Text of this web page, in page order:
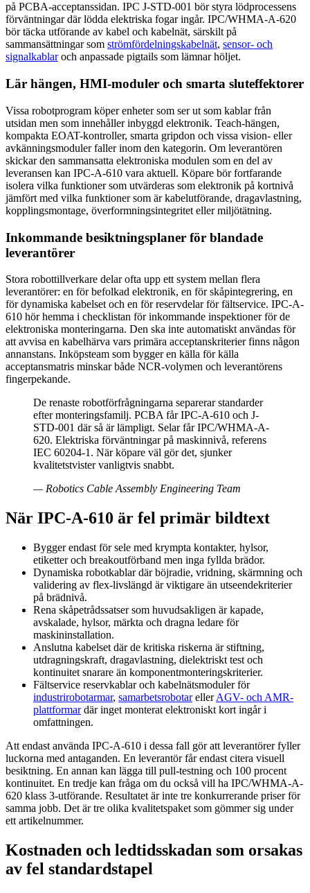
på PCBA-acceptanssidan. IPC J-STD-001 bör styra lödprocessens
förväntningar där lödda elektriska fogar ingår. IPC/WHMA-A-620
bör täcka utförande av kabel och kabelnät, särskilt på
sammansättningar som strömfördelningskabelnät, sensor- och
signalkablaroch anpassade pigtails som lämnar höljet.
Lär hängen, HMI-moduler och smarta sluteffektorer
Vissa robotprogram köper enheter som ser ut som kablar från
utsidan men som innehåller inbyggd elektronik. Teach-hängen,
kompakta EOAT-kontroller, smarta gripdon och vissa vision- eller
avkänningsmoduler faller inom den kategorin. Om leverantören
skickar den sammansatta elektroniska modulen som en del av
leveransen kan IPC-A-610 vara aktuell. Köpare bör fortfarande
isolera vilka funktioner som utvärderas som elektronik på kortnivå
jämfört med vilka funktioner som är kabelutförande, dragavlastning,
kopplingsmontage, överformningsintegritet eller miljötätning.
Inkommande besiktningsplaner för blandade
leverantörer
Stora robottillverkare delar ofta upp ett system mellan flera
leverantörer: en för befolkad elektronik, en för skåpintegrering, en
för dynamiska kabelset och en för reservdelar för fältservice. IPC-A-
610 hör hemma i checklistan för inkommande inspektioner för de
elektroniska monteringarna. Den ska inte automatiskt användas för
att avvisa en kabelhärva vars primära acceptanskriterier finns någon
annanstans. Inköpsteam som bygger en källa för källa
acceptansmatris minskar både NCR-volymen och leverantörens
fingerpekande.
De renaste robotförfrågningarna separerar standarder
efter monteringsfamilj. PCBA får IPC-A-610 och J-
STD-001 där så är lämpligt. Selar får IPC/WHMA-A-
620. Elektriska förväntningar på maskinnivå, referens
IEC 60204-1. När köpare väl gör det, sjunker
kvalitetstvister vanligtvis snabbt.
— Robotics Cable Assembly Engineering Team
När IPC-A-610 är fel primär bildtext
Bygger endast för sele med krympta kontakter, hylsor,
etiketter och breakoutförband men inga fyllda brädor.
Dynamiska robotkablar där böjradie, vridning, skärmning och
validering av flex-livslängd är viktigare än utseendekriterier
på brädnivå.
Rena skåpetrådssatser som huvudsakligen är kapade,
avskalade, hylsor, märkta och dragna ledare för
maskininstallation.
Anslutna kabelset där de kritiska riskerna är stiftning,
utdragningskraft, dragavlastning, dielektriskt test och
kontinuitet snarare än komponentmonteringskriterier.
Fältservice reservkablar och kabelnätsmoduler för
industrirobotarmar, samarbetsrobotarellerAGV- och AMR-
plattformardär inget monterat elektroniskt kort ingår i
omfattningen.
Att endast använda IPC-A-610 i dessa fall gör att leverantörer fyller
luckorna med antaganden. En leverantör får endast citera visuell
besiktning. En annan kan lägga till pull-testning och 100 procent
kontinuitet. En tredje kan fråga om du också vill ha IPC/WHMA-A-
620 klass 3-utförande. Resultatet är inte tre konkurrerande priser för
samma jobb. Det är tre olika kvalitetspaket som gömmer sig under
ett artikelnummer.
Kostnaden och ledtidsskadan som orsakas
av fel standardstapel